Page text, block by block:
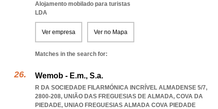
Alojamento mobilado para turistas
LDA
Ver empresa Ver no Mapa
Matches in the search for:
Wemob - E.m., S.a.
R DA SOCIEDADE FILARMÓNICA INCRÍVEL ALMADENSE 5/7,
2800-208, UNIÃO DAS FREGUESIAS DE ALMADA, COVA DA
PIEDADE, UNIAO FREGUESIAS ALMADA COVA PIEDADE